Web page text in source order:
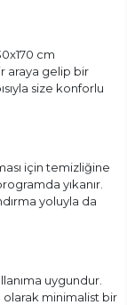
cm
araya gelip bir
size konforlu
için temizliğine
yıkanır.
yoluyla da
uygundur.
olarak minimalist bir